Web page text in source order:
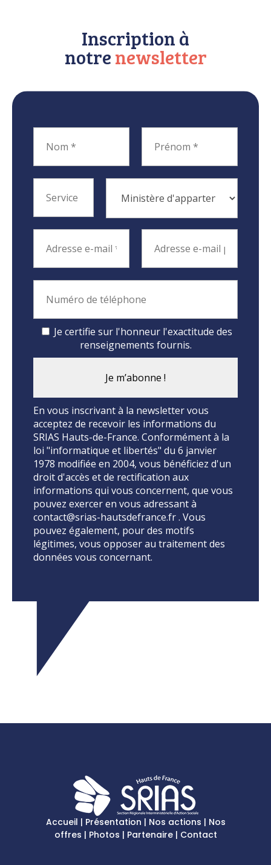
Inscription à
notrenewsletter
Je certifie sur l'honneur l'exactitude des
renseignements fournis.
En vous inscrivant à la newsletter vous
acceptez de recevoir les informations du
SRIAS Hauts-de-France. Conformément à la
loi "informatique et libertés" du 6 janvier
1978 modifiée en 2004, vous bénéficiez d'un
droit d'accès et de rectification aux
informations qui vous concernent, que vous
pouvez exercer en vous adressant à
contact@srias-hautsdefrance.fr . Vous
pouvez également, pour des motifs
légitimes, vous opposer au traitement des
données vous concernant.
Accueil | Présentation | Nos actions | Nos
offres | Photos | Partenaire| Contact